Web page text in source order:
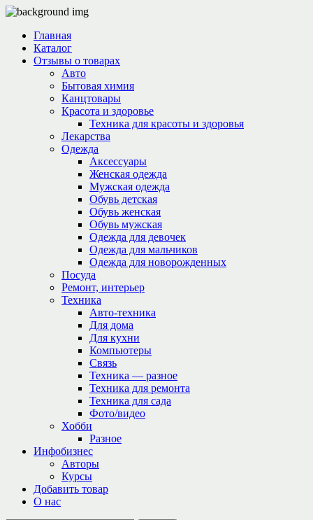
Главная
Каталог
Отзывы о товарах
Авто
Бытовая химия
Канцтовары
Красота и здоровье
Техника для красоты и здоровья
Лекарства
Одежда
Аксессуары
Женская одежда
Мужская одежда
Обувь детская
Обувь женская
Обувь мужская
Одежда для девочек
Одежда для мальчиков
Одежда для новорожденных
Посуда
Ремонт, интерьер
Техника
Авто-техника
Для дома
Для кухни
Компьютеры
Связь
Техника — разное
Техника для ремонта
Техника для сада
Фото/видео
Хобби
Разное
Инфобизнес
Авторы
Курсы
Добавить товар
О нас